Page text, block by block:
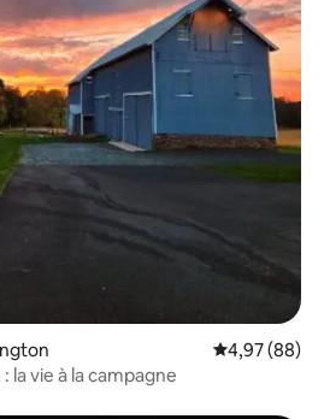
Note
4,97 (88)
la vie à la campagne